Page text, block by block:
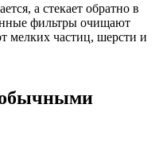
а стекает обратно в
фильтры очищают
мелких частиц, шерсти и
обычными